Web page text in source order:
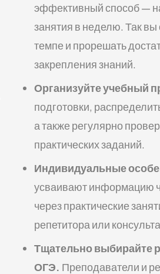
эффективный способ —
занятия в неделю. Так
темпе и прорешать
закрепления знаний.
Организуйте учебный
подготовки,
а также регулярно
практических заданий.
Индивидуальные
усваивают информацию
через практические
репетитора или
Тщательно выбирайте
ОГЭ. Преподаватели и